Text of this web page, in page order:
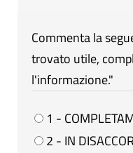
Commenta la
trovato utile,
l'informazione."
1 -
2 - IN